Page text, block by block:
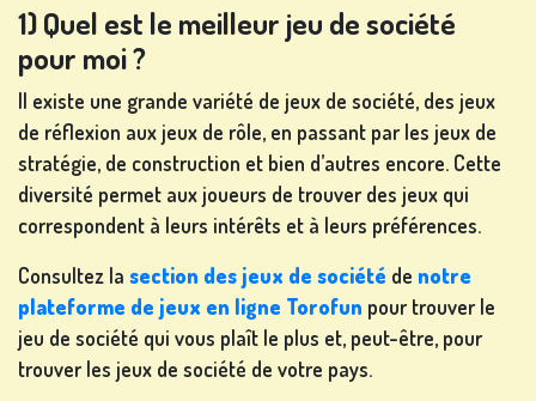
1) Quel est le meilleur jeu de société
pour moi ?
Il existe une grande variété de jeux de société, des jeux
de réflexion aux jeux de rôle, en passant par les jeux de
stratégie, de construction et bien d’autres encore. Cette
diversité permet aux joueurs de trouver des jeux qui
correspondent à leurs intérêts et à leurs préférences.
Consultez la section des jeux de société de notre
plateforme de jeux en ligne Torofun pour trouver le
jeu de société qui vous plaît le plus et, peut-être, pour
trouver les jeux de société de votre pays.